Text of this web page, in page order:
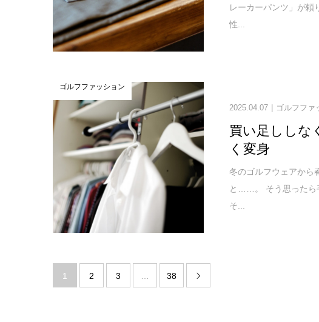
レーカーパンツ」が頼
性...
ゴルフファッション
2025.04.07 ゴルフファ
買い足ししな
く変身
冬のゴルフウェアから
と……。 そう思ったら
そ...
1 2 3 … 38 